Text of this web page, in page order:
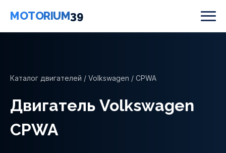
MOTORIUM39
Каталог двигателей / Volkswagen / CPWA
Двигатель Volkswagen
CPWA